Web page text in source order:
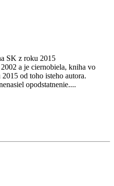
SK z roku 2015
a je ciernobiela, kniha vo
od toho isteho autora.
opodstatnenie....